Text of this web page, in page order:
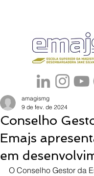
Conselho
Emajs
em
amagismg
9 de fev. de 2024
O Conselho Gestor da